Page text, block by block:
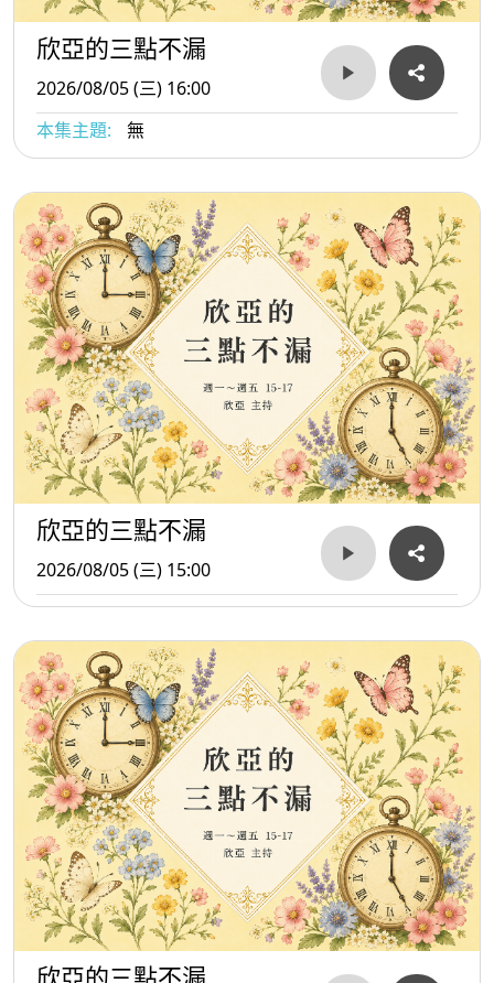
欣亞的三點不漏
2026/08/05 (三) 16:00
本集主題:
無
欣亞的三點不漏
2026/08/05 (三) 15:00
欣亞的三點不漏